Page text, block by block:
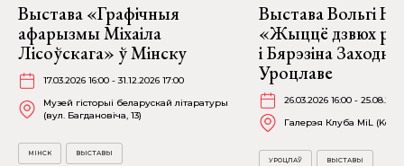
Выстава «Графічныя
афарызмы Міхаіла
Лісоўскага» ў Мінску
17.03.2026 16:00 - 31.12.2026 17:00
Музей гісторыі беларускай літаратуры
(вул. Багдановіча, 13)
МІНСК ВЫСТАВЫ
Выстава Вольгі
«Жыццё дзвюх
і Бярэзіна
Уроцлаве
26.03.2026 16:00 -
Галерэя Клуба MiL
УРОЦЛАЎ ВЫСТАВЫ